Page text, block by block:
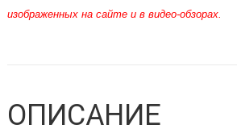
изображенных на сайте и в видео-обзорах.
ОПИСАНИЕ